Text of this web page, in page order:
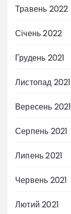
Травень 2022
Січень 2022
Грудень 2021
Листопад 2021
Вересень 2021
Серпень 2021
Липень 2021
Червень 2021
Лютий 2021